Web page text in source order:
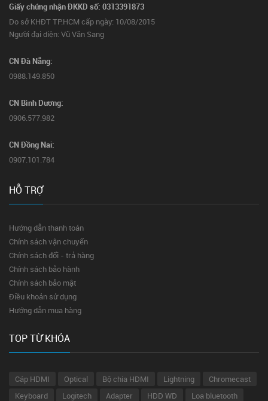
Giấy chứng nhận ĐKKD số: 0313391873
Do sở KHĐT TP.HCM cấp ngày: 10/08/2015
Người đại diện: Vũ Văn Sang
CN Đà Nẵng:
0988.149.850
CN Bình Dương:
0906.577.982
CN Đồng Nai:
0907.101.784
HỖ TRỢ
Hướng dẫn thanh toán
Chính sách vận chuyển
Chính sách đổi - trả hàng
Chính sách bảo hành
Chính sách bảo mật
Điều khoản sử dụng
Hướng dẫn mua hàng
TOP TỪ KHÓA
Cáp HDMI Optical Bộ chia HDMI Lightning
Chromecast
Keyboard
Logitech Adapter HDD WD
Loa bluetooth